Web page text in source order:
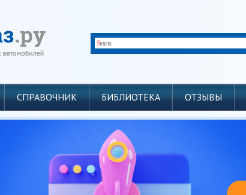
СПРАВОЧНИК БИБЛИОТЕКА ОТЗЫВЫ